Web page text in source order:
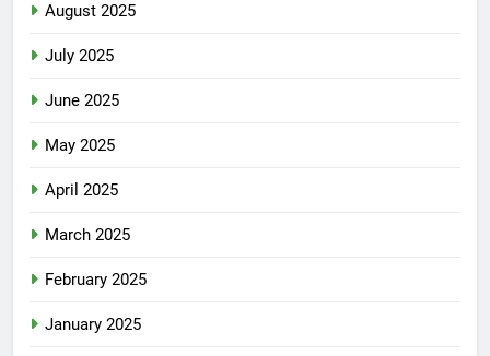
August 2025
July 2025
June 2025
May 2025
April 2025
March 2025
February 2025
January 2025